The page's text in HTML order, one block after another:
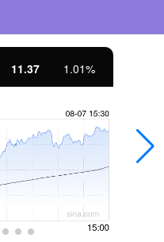
11.37 1.01%